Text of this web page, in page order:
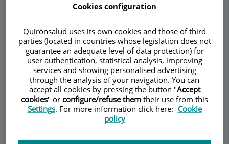
Adrio Clinic
TRAUMATOLOGIA – CIRURGIA
ORTOPÈDICA ADULTS
PODOLOGIA
Demanar Cita
Cookies configuration
Quirónsalud uses its own cookies and those of third
parties (located in countries whose legislation does not
guarantee an adequate level of data protection) for
user authentication, statistical analysis, improving
services and showing personalised advertising
through the analysis of your navigation. You can
accept all cookies by pressing the button "Accept
cookies" or configure/refuse them their use from this
Settings. For more information click here: Cookie
policy